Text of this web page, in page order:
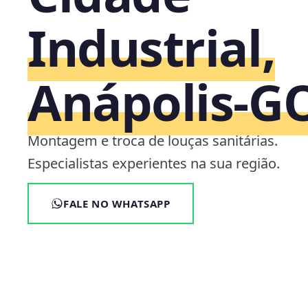
Industrial,
Montagem e troca de louças sanitárias.
Especialistas experientes na sua região.
FALE NO WHATSAPP